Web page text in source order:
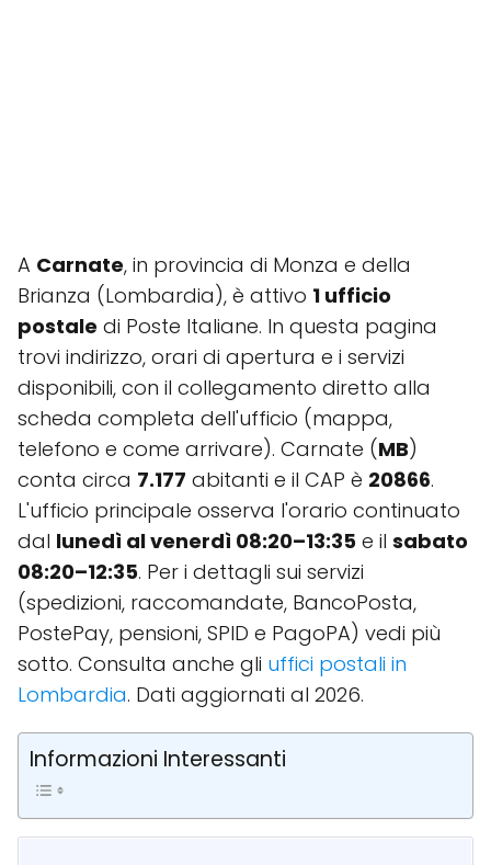
A Carnate, in provincia di Monza e della
Brianza (Lombardia), è attivo 1 ufficio
postale di Poste Italiane. In questa pagina
trovi indirizzo, orari di apertura e i servizi
disponibili, con il collegamento diretto alla
scheda completa dell'ufficio (mappa,
telefono e come arrivare). Carnate (MB)
conta circa 7.177 abitanti e il CAP è 20866.
L'ufficio principale osserva l'orario continuato
dal lunedì al venerdì 08:20–13:35 e il sabato
08:20–12:35. Per i dettagli sui servizi
(spedizioni, raccomandate, BancoPosta,
PostePay, pensioni, SPID e PagoPA) vedi più
sotto. Consulta anche gli uffici postali in
Lombardia. Dati aggiornati al 2026.
Informazioni Interessanti